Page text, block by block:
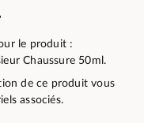
le produit :
Chaussure 50ml.
de ce produit vous
associés.